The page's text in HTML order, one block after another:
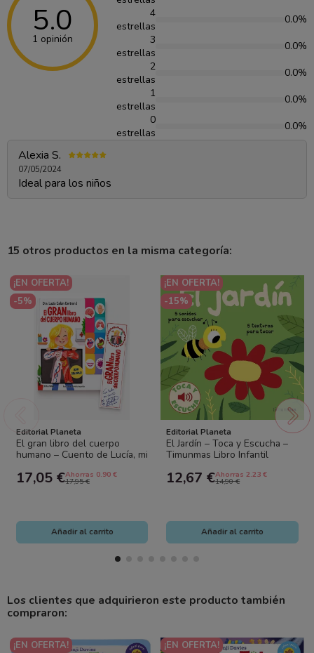
5.0
1 opinión
4
estrellas
0.0%
3
estrellas
0.0%
2
estrellas
0.0%
1
estrellas
0.0%
0
estrellas
0.0%
Alexia S.
07/05/2024
Ideal para los niños
15 otros productos en la misma categoría:
¡EN OFERTA!
-5%
Editorial Planeta
El gran libro del cuerpo
humano – Cuento de Lucía, mi
marcapáginas...
17,05 €Ahorras 0.90 €
17,95 €
Añadir al carrito
¡EN OFERTA!
-15%
Editorial Planeta
El Jardín – Toca y Escucha –
Timunmas Libro Infantil
12,67 €Ahorras 2.23 €
14,90 €
Añadir al carrito
Los clientes que adquirieron este producto también
compraron:
¡EN OFERTA!
¡EN OFERTA!